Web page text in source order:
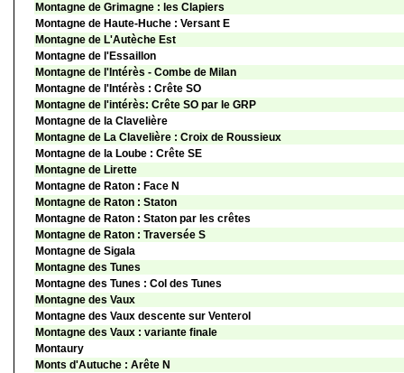
Montagne de Grimagne : les Clapiers
Montagne de Haute-Huche : Versant E
Montagne de L'Autèche Est
Montagne de l'Essaillon
Montagne de l'Intérès - Combe de Milan
Montagne de l'Intérès : Crête SO
Montagne de l'intérès: Crête SO par le GRP
Montagne de la Clavelière
Montagne de La Clavelière : Croix de Roussieux
Montagne de la Loube : Crête SE
Montagne de Lirette
Montagne de Raton : Face N
Montagne de Raton : Staton
Montagne de Raton : Staton par les crêtes
Montagne de Raton : Traversée S
Montagne de Sigala
Montagne des Tunes
Montagne des Tunes : Col des Tunes
Montagne des Vaux
Montagne des Vaux descente sur Venterol
Montagne des Vaux : variante finale
Montaury
Monts d'Autuche : Arête N